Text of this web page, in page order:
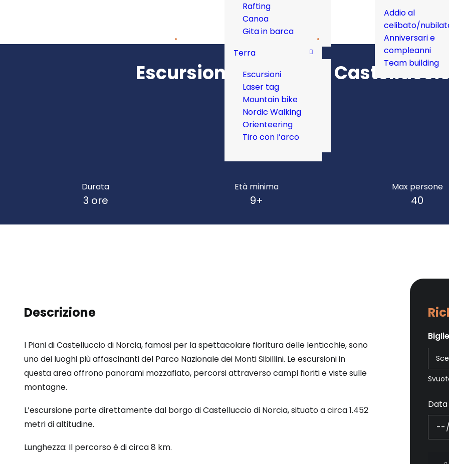
Rafting
Canoa
Gita in barca
Terra
Escursioni
Laser tag
Mountain bike
Nordic Walking
Orienteering
Tiro con l’arco
Addio al
celibato/
Anniversari e
compleanni
Team building
Escursione ai Piani di
Durata
3 ore
Età minima
9+
Max persone
40
Descrizione
I Piani di Castelluccio di Norcia, famosi per la spettacolare fioritura delle lenticchie, sono
uno dei luoghi più affascinanti del Parco Nazionale dei Monti Sibillini. Le escursioni in
questa area offrono panorami mozzafiato, percorsi attraverso campi fioriti e viste sulle
montagne.
L’escursione parte direttamente dal borgo di Castelluccio di Norcia, situato a circa 1.452
metri di altitudine.
Lunghezza: Il percorso è di circa 8 km.